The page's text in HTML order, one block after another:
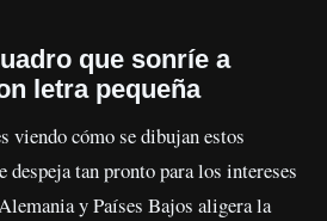
que sonríe a
letra pequeña
viendo cómo se dibujan estos
despeja tan pronto para los intereses
y Países Bajos aligera la